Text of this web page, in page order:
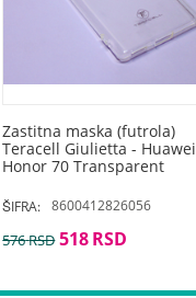
Zastitna maska (futrola)
Teracell Giulietta - Huawei
Honor 70 Transparent
ŠIFRA: 8600412826056
576RSD 518RSD